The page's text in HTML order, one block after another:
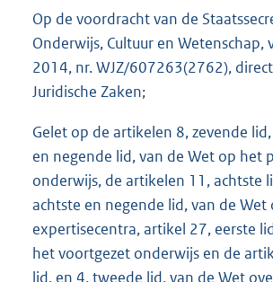
Op de voordracht van de
Onderwijs, Cultuur en Wetenschap,
2014, nr. WJZ/607263(2762),
Juridische Zaken;
Gelet op de artikelen 8, zevende
en negende lid, van de Wet op het
onderwijs, de artikelen 11, achtste
achtste en negende lid, van de Wet
expertisecentra, artikel 27, eerste
het voortgezet onderwijs en de
lid, en 4, tweede lid, van de Wet